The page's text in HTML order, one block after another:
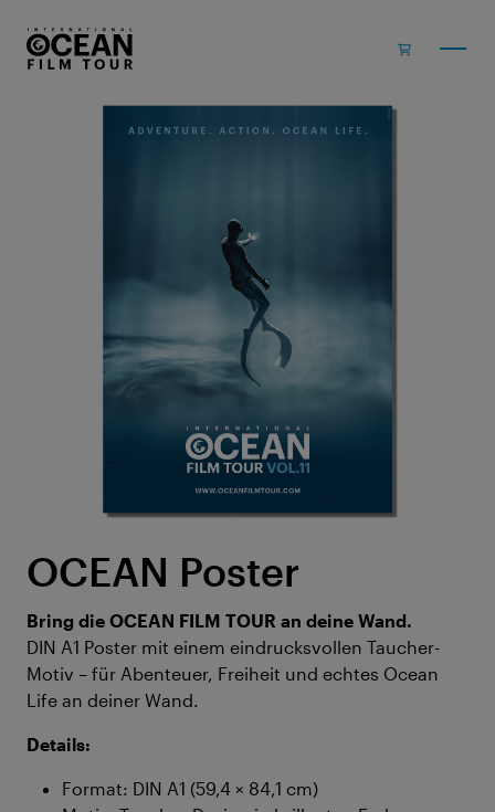
OCEAN Poster
Bring die OCEAN FILM TOUR an deine Wand.
DIN A1 Poster mit einem eindrucksvollen Taucher-
Motiv – für Abenteuer, Freiheit und echtes Ocean
Life an deiner Wand.
Details:
Format: DIN A1 (59,4 × 84,1 cm)